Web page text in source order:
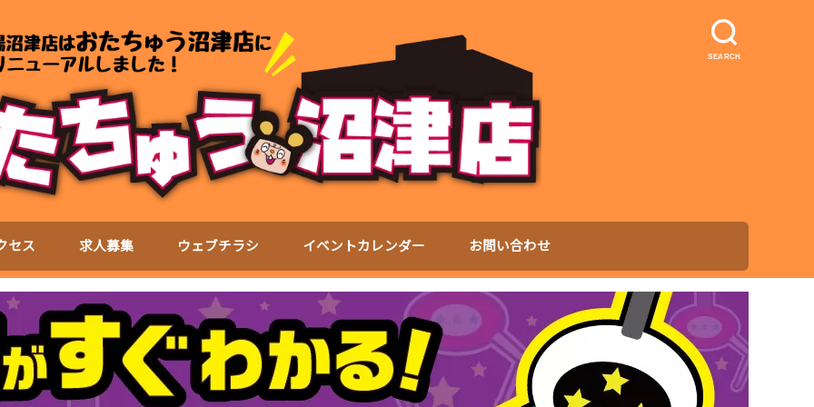
SEARCH
セス 求人募集 ウェブチラシ イベントカレンダー お問い合わせ